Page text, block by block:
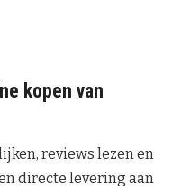
kopen van
reviews lezen en
directe levering aan